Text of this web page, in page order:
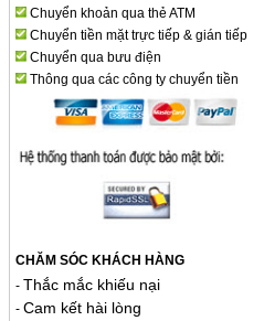
Chuyển khoản qua thẻ ATM
Chuyển tiền mặt trực tiếp & gián tiếp
Chuyển qua bưu điện
Thông qua các công ty chuyển tiền
CHĂM SÓC KHÁCH HÀNG
- Thắc mắc khiếu nại
- Cam kết hài lòng